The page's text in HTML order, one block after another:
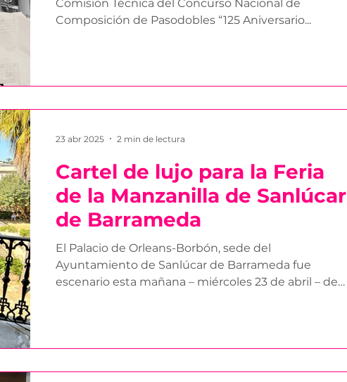
ya tiene finalistas
Comisión Técnica del Concurso Nacional de
Composición de Pasodobles “125 Aniversario...
Cartel de lujo para la Feria
de la Manzanilla de Sanlúcar
de Barrameda
El Palacio de Orleans-Borbón, sede del
Ayuntamiento de Sanlúcar de Barrameda fue
escenario esta mañana – miércoles 23 de abril – de
23 abr 2025 2 min de lectura